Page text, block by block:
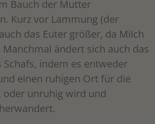
Bauch der Mutter
Kurz vor Lammung (der
das Euter größer, da Milch
ändert sich auch das
Schafs, indem es entweder
einen ruhigen Ort für die
oder unruhig wird und